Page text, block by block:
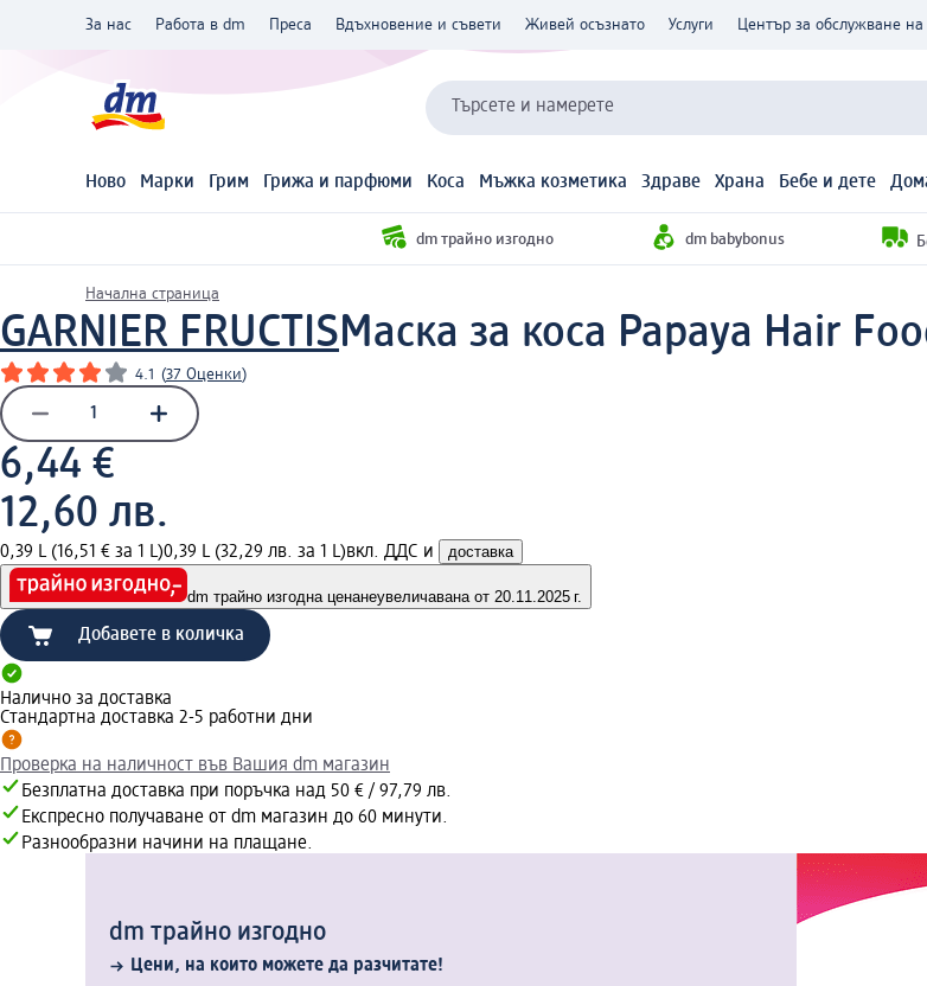
За нас Работа в dm Преса Вдъхновение и съвети Живей осъзнато Услуги Център за обслужване
Търсете и намерете
Ново Марки Грим Грижа и парфюми Коса Мъжка козметика Здраве Храна Бебе и дете
dm трайно изгодно dm babybonus
Начална страница
GARNIER FRUCTISМаска за коса Papaya Hair
4.1 (37 Оценки)
6,44 €
12,60 лв.
0,39 L (16,51 € за 1 L)0,39 L (32,29 лв. за 1 L)вкл. ДДС и доставка
dm трайно изгодна ценанеувеличавана от 20.11.2025 г.
Добавете в количка
Налично за доставка
Стандартна доставка 2-5 работни дни
Проверка на наличност във Вашия dm магазин
Безплатна доставка при поръчка над 50 € / 97,79 лв.
Експресно получаване от dm магазин до 60 минути.
Разнообразни начини на плащане.
dm трайно изгодно
Цени, на които можете да разчитате!